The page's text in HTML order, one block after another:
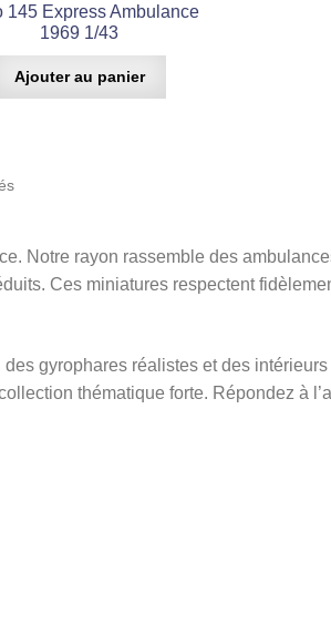
145 Express Ambulance
1969 1/43
Ajouter au panier
Trié
récent
au
Notre rayon rassemble des
Ces miniatures respectent
gyrophares réalistes et des
thématique forte. Répondez à